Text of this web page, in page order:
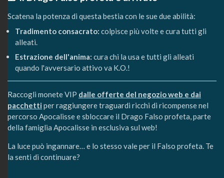
Scatena la potenza di questa bestia con le sue due abilità:
Tradimento consacrato: colpisce più volte e cura tutti gli
alleati.
Estrazione dell'anima: cura chi la usa e tutti gli alleati
quando l'avversario attivo va K.O.!
Raccogli monete VIP dalle offerte del negozio web e dai
pacchetti per raggiungere traguardi ricchi di ricompense nel
percorso Apocalisse e sbloccare il Drago Falso profeta, parte
della famiglia Apocalisse in esclusiva sul web!
La luce può ingannare… e lo stesso vale per il Falso profeta. Te
la senti di continuare?